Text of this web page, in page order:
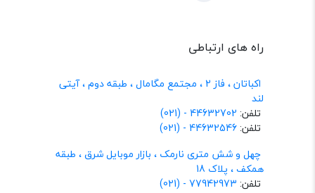
راه های ارتباطی
اکباتان ، فاز 2 ، مجتمع مگامال ، طبقه دوم ، آیتی
لند
تلفن: 44632702 - (021)
تلفن:44632546 - (021)
چهل و شش متری نارمک ، بازار موبایل شرق ، طبقه
همکف ، پلاک 18
تلفن: 77942973 - (021)